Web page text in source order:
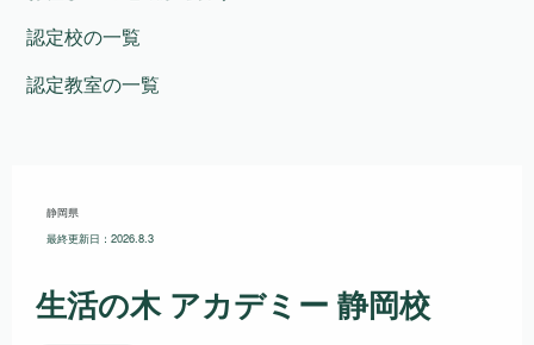
認定校の一覧
認定教室の一覧
静岡県
最終更新日：2026.8.3
生活の木 アカデミー 静岡校